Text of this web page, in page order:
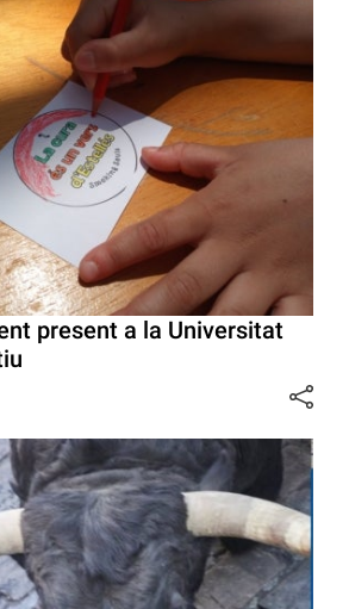
present a la Universitat